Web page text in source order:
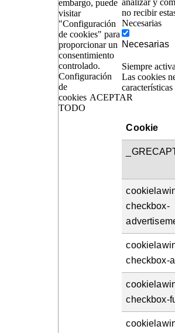
embargo, puede
visitar
"Configuración
de cookies" para
proporcionar un
consentimiento
controlado.
Configuración
de
cookies ACEPTAR
TODO
analizar y
no recibir
Necesarias
Necesarias
Siempre
Las cookies
Cookie
checkbox-
checkbox-
checkbox-